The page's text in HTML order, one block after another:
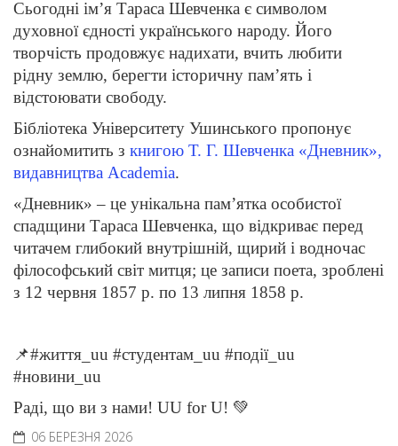
Сьогодні ім’я Тараса Шевченка є символом
духовної єдності українського народу. Його
творчість продовжує надихати, вчить любити
рідну землю, берегти історичну пам’ять і
відстоювати свободу.
Бібліотека Університету Ушинського пропонує
ознайомитить з книгою Т. Г. Шевченка «Дневник»,
видавництва Асаdemia.
«Дневник» – це унікальна пам’ятка особистої
спадщини Тараса Шевченка, що відкриває перед
читачем глибокий внутрішній, щирий і водночас
філософський світ митця; це записи поета, зроблені
з 12 червня 1857 р. по 13 липня 1858 р.
📌#життя_uu #студентам_uu #події_uu
#новини_uu
Раді, що ви з нами! UU for U! 💚
06 БЕРЕЗНЯ 2026